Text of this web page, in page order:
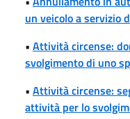
un veicolo a servizio
• Attività circense:
svolgimento di uno
• Attività circense:
attività per lo